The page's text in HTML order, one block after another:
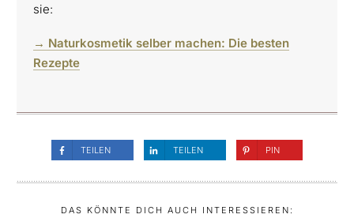
sie:
→ Naturkosmetik selber machen: Die besten
Rezepte
TEILEN TEILEN PIN
DAS KÖNNTE DICH AUCH INTERESSIEREN: